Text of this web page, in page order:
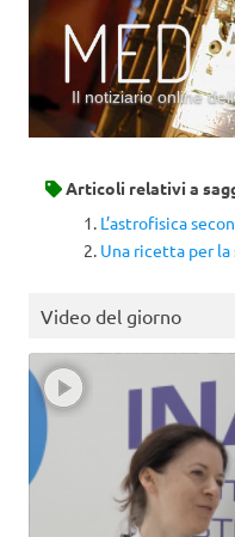
Il notiziario online
Articoli relativi a
L’astrofisica
Una ricetta per la
Video del giorno